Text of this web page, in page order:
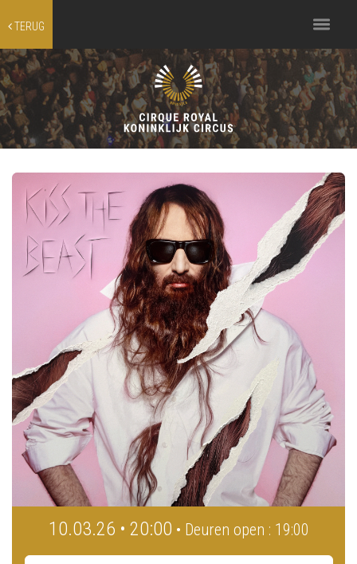
TERUG
Toggle
navigation
10.03.26 • 20:00 • Deuren open : 19:00